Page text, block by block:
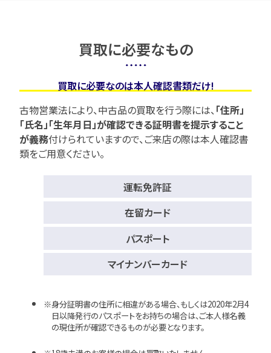
買取に必要なもの
買取に必要なのは本人確認書類だけ!
古物営業法により、中古品の買取を行う際には、「住所」
「氏名」「生年月日」が確認できる証明書を提示すること
が義務付けられていますので、ご来店の際は本人確認書
類をご用意ください。
運転免許証
在留カード
パスポート
マイナンバーカード
身分証明書の住所に相違がある場合、もしくは2020年2月4
日以降発行のパスポートをお持ちの場合は、ご本人様名義
の現住所が確認できるものが必要となります。